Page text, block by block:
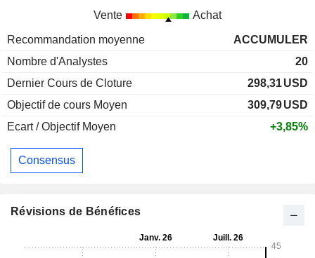
Vente Achat
Recommandation moyenne
ACCUMULER
Nombre d'Analystes
20
Dernier Cours de Cloture
298,31USD
Objectif de cours Moyen
309,79USD
Ecart / Objectif Moyen
+3,85%
Consensus
Révisions de Bénéfices